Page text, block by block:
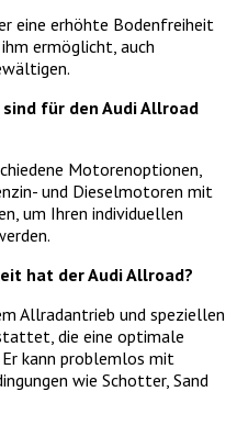
eine erhöhte Bodenfreiheit
ermöglicht, auch
für den Audi Allroad
Motorenoptionen,
und Dieselmotoren mit
um Ihren individuellen
hat der Audi Allroad?
Allradantrieb und speziellen
die eine optimale
kann problemlos mit
wie Schotter, Sand